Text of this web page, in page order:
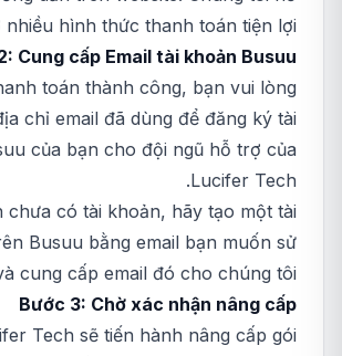
nhiều hình thức thanh toán tiện lợi.
Cung cấp Email tài khoản Busuu
toán thành công, bạn vui lòng
chỉ email đã dùng để đăng ký tài
của bạn cho đội ngũ hỗ trợ của
Lucifer Tech.
chưa có tài khoản, hãy tạo một tài
Busuu bằng email bạn muốn sử
cung cấp email đó cho chúng tôi.
Bước 3: Chờ xác nhận nâng cấp
Tech sẽ tiến hành nâng cấp gói